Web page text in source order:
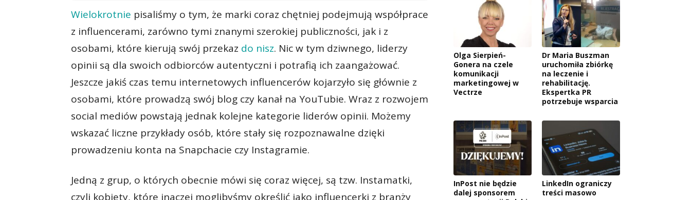
Wielokrotnie pisaliśmy o tym, że marki coraz chętniej podejmują współprace
z influencerami, zarówno tymi znanymi szerokiej publiczności, jak i z
osobami, które kierują swój przekaz do nisz. Nic w tym dziwnego, liderzy
opinii są dla swoich odbiorców autentyczni i potrafią ich zaangażować.
Jeszcze jakiś czas temu internetowych influencerów kojarzyło się głównie z
osobami, które prowadzą swój blog czy kanał na YouTubie. Wraz z rozwojem
social mediów powstają jednak kolejne kategorie liderów opinii. Możemy
wskazać liczne przykłady osób, które stały się rozpoznawalne dzięki
prowadzeniu konta na Snapchacie czy Instagramie.
Jedną z grup, o których obecnie mówi się coraz więcej, są tzw. Instamatki,
czyli kobiety, które inaczej moglibyśmy określić jako influencerki z branży
Olga Sierpień-
Gonera na czele
komunikacji
marketingowej w
Vectrze
Dr Maria Buszman
uruchomiła zbiórkę
na leczenie i
rehabilitację.
Ekspertka PR
potrzebuje wsparcia
InPost nie będzie
dalej sponsorem
LinkedIn ograniczy
treści masowo